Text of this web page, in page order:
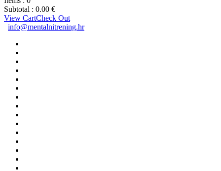
Subtotal : 0.00 €
View CartCheck Out
info@mentalnitrening.hr